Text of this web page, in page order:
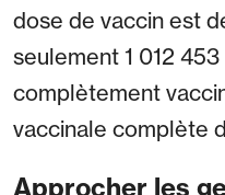
dose de vaccin est
seulement 1 012
complètement
vaccinale complète
Approcher les